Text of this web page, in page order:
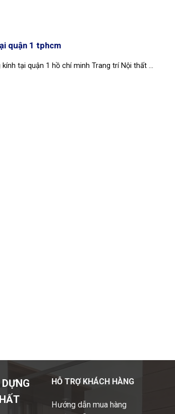
quận 1 tphcm
tại quận 1 hồ chí minh Trang trí Nội thất ...
HỖ TRỢ KHÁCH HÀNG
Hướng dẫn mua hàng